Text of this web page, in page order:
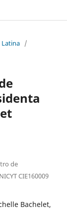
Latina /
de
CIE160009
Bachelet,